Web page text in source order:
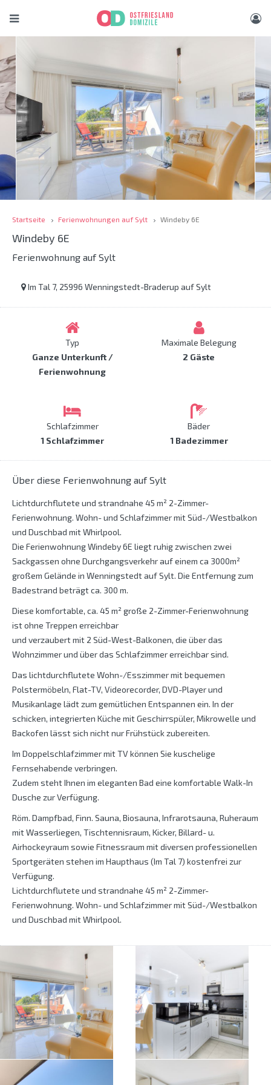
Startseite Ferienwohnungen auf Sylt Windeby 6E
Windeby 6E
Ferienwohnung auf Sylt
Im Tal 7, 25996 Wenningstedt-Braderup auf Sylt
Typ
Ganze Unterkunft /
Ferienwohnung
Maximale Belegung
2 Gäste
Schlafzimmer
1 Schlafzimmer
Bäder
1 Badezimmer
Über diese Ferienwohnung auf Sylt
Lichtdurchflutete und strandnahe 45 m² 2-Zimmer-
Ferienwohnung. Wohn- und Schlafzimmer mit Süd-/Westbalkon
und Duschbad mit Whirlpool.
Die Ferienwohnung Windeby 6E liegt ruhig zwischen zwei
Sackgassen ohne Durchgangsverkehr auf einem ca 3000m²
großem Gelände in Wenningstedt auf Sylt. Die Entfernung zum
Badestrand beträgt ca. 300 m.
Diese komfortable, ca. 45 m² große 2-Zimmer-Ferienwohnung
ist ohne Treppen erreichbar
und verzaubert mit 2 Süd-West-Balkonen, die über das
Wohnzimmer und über das Schlafzimmer erreichbar sind.
Das lichtdurchflutete Wohn-/Esszimmer mit bequemen
Polstermöbeln, Flat-TV, Videorecorder, DVD-Player und
Musikanlage lädt zum gemütlichen Entspannen ein. In der
schicken, integrierten Küche mit Geschirrspüler, Mikrowelle und
Backofen lässt sich nicht nur Frühstück zubereiten.
Im Doppelschlafzimmer mit TV können Sie kuschelige
Fernsehabende verbringen.
Zudem steht Ihnen im eleganten Bad eine komfortable Walk-In
Dusche zur Verfügung.
Röm. Dampfbad, Finn. Sauna, Biosauna, Infrarotsauna, Ruheraum
mit Wasserliegen, Tischtennisraum, Kicker, Billard- u.
Airhockeyraum sowie Fitnessraum mit diversen professionellen
Sportgeräten stehen im Haupthaus (Im Tal 7) kostenfrei zur
Verfügung.
Lichtdurchflutete und strandnahe 45 m² 2-Zimmer-
Ferienwohnung. Wohn- und Schlafzimmer mit Süd-/Westbalkon
und Duschbad mit Whirlpool.